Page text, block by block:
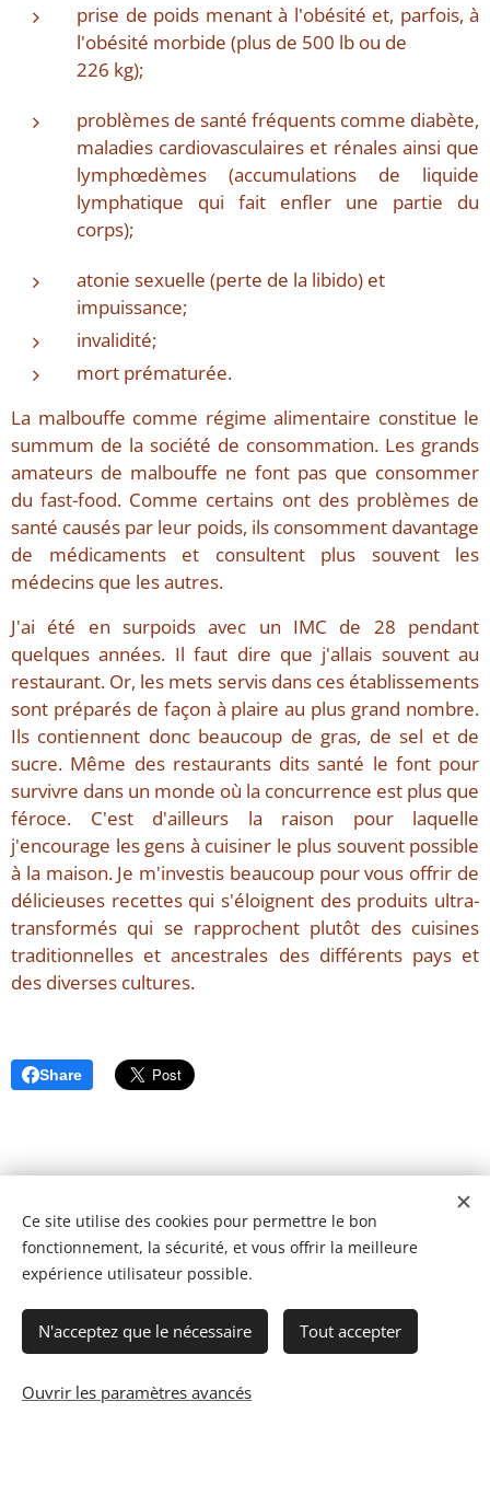
prise de poids menant à l'obésité et, parfois, à
l'obésité morbide (plus de 500 lb ou de
226 kg);
problèmes de santé fréquents comme diabète,
maladies cardiovasculaires et rénales ainsi que
lymphœdèmes (accumulations de liquide
lymphatique qui fait enfler une partie du
corps);
atonie sexuelle (perte de la libido) et
impuissance;
invalidité;
mort prématurée.
La malbouffe comme régime alimentaire constitue le
summum de la société de consommation. Les grands
amateurs de malbouffe ne font pas que consommer
du fast-food. Comme certains ont des problèmes de
santé causés par leur poids, ils consomment davantage
de médicaments et consultent plus souvent les
médecins que les autres.
J'ai été en surpoids avec un IMC de 28 pendant
quelques années. Il faut dire que j'allais souvent au
restaurant. Or, les mets servis dans ces établissements
sont préparés de façon à plaire au plus grand nombre.
Ils contiennent donc beaucoup de gras, de sel et de
sucre. Même des restaurants dits santé le font pour
survivre dans un monde où la concurrence est plus que
féroce. C'est d'ailleurs la raison pour laquelle
j'encourage les gens à cuisiner le plus souvent possible
à la maison. Je m'investis beaucoup pour vous offrir de
délicieuses recettes qui s'éloignent des produits ultra-
transformés qui se rapprochent plutôt des cuisines
traditionnelles et ancestrales des différents pays et
des diverses cultures.
Share
© 2023 Les recettes d'Henri-Luc. Tous droits réservés.
Ce site utilise des cookies pour permettre le bon
fonctionnement, la sécurité, et vous offrir la meilleure
expérience utilisateur possible.
N'acceptez que le nécessaire Tout accepter
Ouvrir les paramètres avancés